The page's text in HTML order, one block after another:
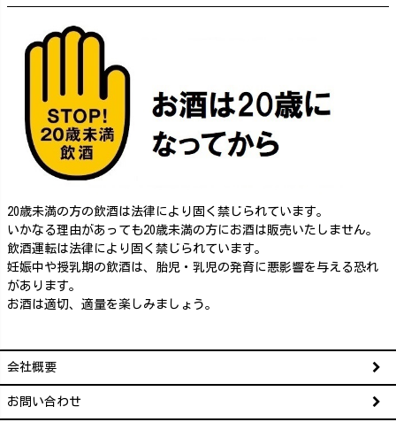
20歳未満の方の飲酒は法律により固く禁じられています。
いかなる理由があっても20歳未満の方にお酒は販売いたしません。
飲酒運転は法律により固く禁じられています。
妊娠中や授乳期の飲酒は、胎児・乳児の発育に悪影響を与える恐れ
があります。
お酒は適切、適量を楽しみましょう。
会社概要
お問い合わせ